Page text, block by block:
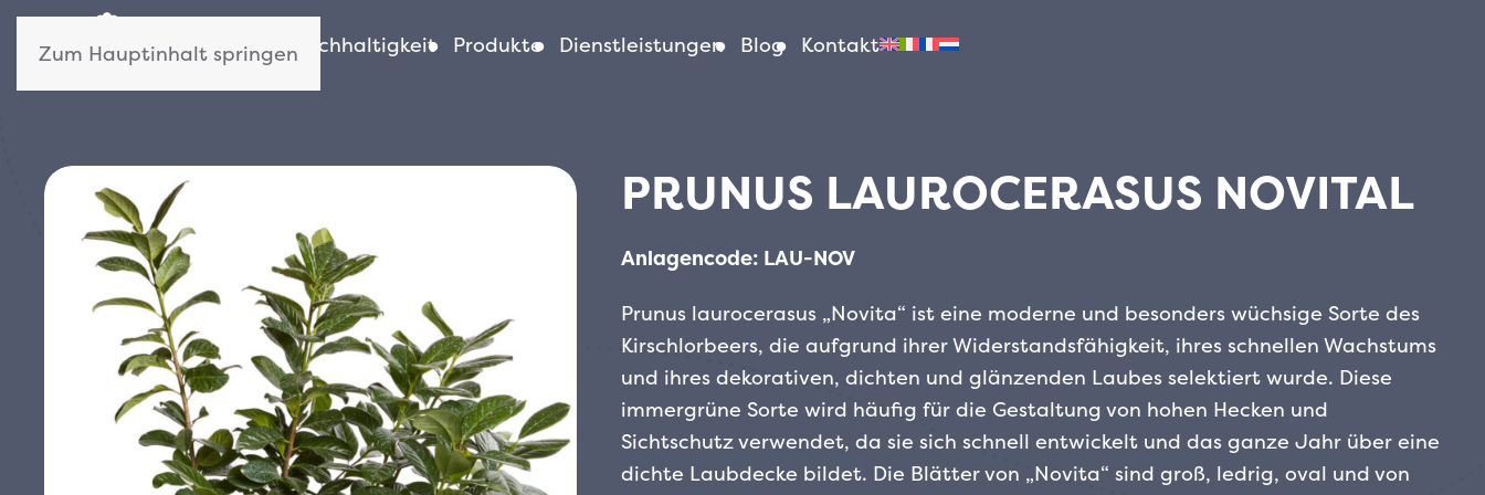
Zum Hauptinhalt springen
Wer wir sind Nachhaltigkeit Produkte Dienstleistungen Blog Kontakt
PRUNUS LAUROCERASUS NOVITAL
Anlagencode: LAU-NOV
Prunus laurocerasus „Novita“ ist eine moderne und besonders wüchsige Sorte des
Kirschlorbeers, die aufgrund ihrer Widerstandsfähigkeit, ihres schnellen Wachstums
und ihres dekorativen, dichten und glänzenden Laubes selektiert wurde. Diese
immergrüne Sorte wird häufig für die Gestaltung von hohen Hecken und
Sichtschutz verwendet, da sie sich schnell entwickelt und das ganze Jahr über eine
dichte Laubdecke bildet. Die Blätter von „Novita“ sind groß, ledrig, oval und von